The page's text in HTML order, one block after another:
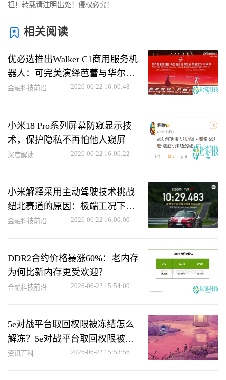
担！转载请注明出处！侵权必究！
相关阅读
优必选推出Walker C1商用服务机
器人：可完美演绎芭蕾与华尔兹
动作
金融科技前沿 2026-06-22 16:06:48
小米18 Pro系列屏幕防窥显示技
术，保护隐私不再怕他人窥屏
深度解读 2026-06-22 16:06:22
小米解释采用主动驾驶技术挑战
纽北赛道的原因：极端工况下助
力用户救车
金融科技前沿 2026-06-22 16:00:00
DDR2合约价格暴涨60%：老内存
为何比新内存更受欢迎？
金融科技前沿 2026-06-22 15:54:00
5e对战平台取回权限被冻结怎么
解冻？5e对战平台取回权限被冻
结解冻方法
资讯百科 2026-06-22 15:53:56